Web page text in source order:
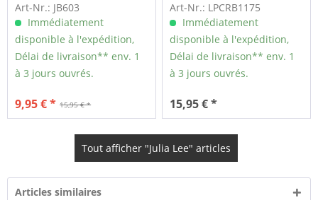
Art-Nr.: JB603
Immédiatement
disponible à l'expédition,
Délai de livraison** env. 1
à 3 jours ouvrés.
15,95 € *
9,95 € *
Art-Nr.: LPCRB1175
Immédiatement
disponible à l'expédition,
Délai de livraison** env. 1
à 3 jours ouvrés.
15,95 € *
Tout afficher "Julia Lee" articles
Articles similaires